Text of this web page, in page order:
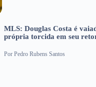
MLS: Douglas Costa é
própria torcida em seu
Por Pedro Rubens Santos